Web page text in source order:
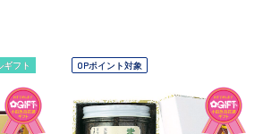
ギフト OPポイント対象